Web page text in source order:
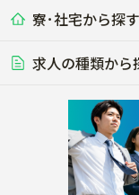
養豚
る養豚場
レースで活躍する馬の手
畑・圃場で野菜・穀物を生
稲作
ビニールハウスで観賞用
農業資材･肥料
農場設備・肥料・飼料の
農業用の機械・機材の開
その他業種
木材の植林・伐採・加工
研究･開発
その他職種
学歴不問
50代採用実績あり
内定まで最短1週間
社会保険完備
食事補助あり
経験者優遇
寮･社宅から探す
単身寮あり
寮･社宅相談可
求人の種類から
転職おまかせ求人